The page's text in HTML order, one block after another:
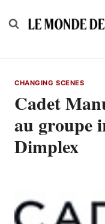
to
CHANGING SCENES
Cadet
au groupe
Dimplex